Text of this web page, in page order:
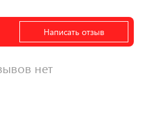
Написать отзыв
нет